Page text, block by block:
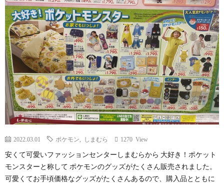
2022.03.01 ポケモン しまむら 1270 View
安くて可愛いファッションセンターしまむらから 大好き！ポケット
モンスターと称して ポケモンのグッズがたくさん販売されました。
可愛くてお手頃価格なグッズがたくさんあるので、購入品とともに